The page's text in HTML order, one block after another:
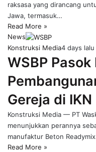
raksasa yang dirancang
Jawa, termasuk…
Read More »
News
Konstruksi Media4 days lalu
WSBP
Gereja di IKN
Konstruksi Media — PT
menunjukkan perannya
manufaktur Beton
Read More »